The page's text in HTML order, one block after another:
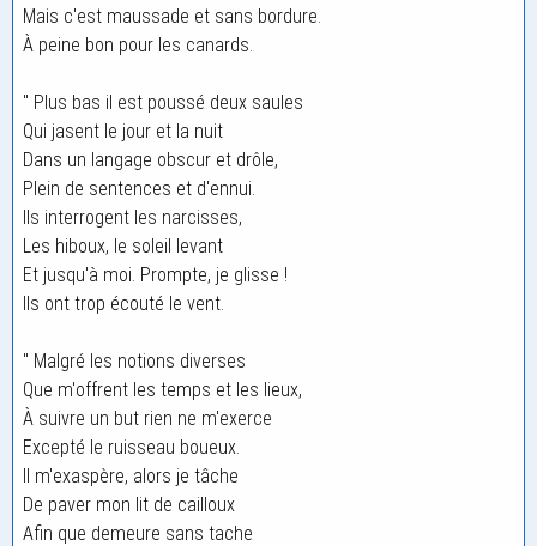
Mais c'est maussade et sans bordure.
À peine bon pour les canards.
" Plus bas il est poussé deux saules
Qui jasent le jour et la nuit
Dans un langage obscur et drôle,
Plein de sentences et d'ennui.
Ils interrogent les narcisses,
Les hiboux, le soleil levant
Et jusqu'à moi. Prompte, je glisse !
Ils ont trop écouté le vent.
" Malgré les notions diverses
Que m'offrent les temps et les lieux,
À suivre un but rien ne m'exerce
Excepté le ruisseau boueux.
Il m'exaspère, alors je tâche
De paver mon lit de cailloux
Afin que demeure sans tache